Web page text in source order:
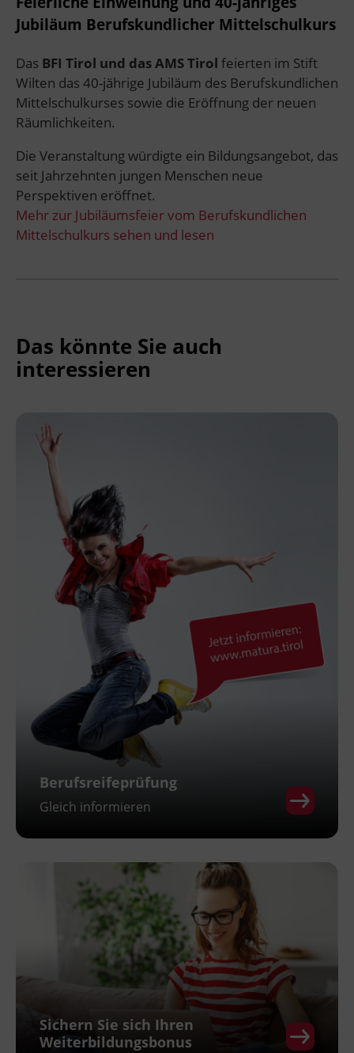
Jubiläum Berufskundlicher Mittelschulkurs
Das BFI Tirol und das AMS Tirol feierten im Stift
Wilten das 40-jährige Jubiläum des Berufskundlichen
Mittelschulkurses sowie die Eröffnung der neuen
Räumlichkeiten.
Die Veranstaltung würdigte ein Bildungsangebot, das
seit Jahrzehnten jungen Menschen neue
Perspektiven eröffnet.
Mehr zur Jubiläumsfeier vom Berufskundlichen
Mittelschulkurs sehen und lesen
Das könnte Sie auch
interessieren
Berufsreifeprüfung
Gleich informieren
Sichern Sie sich Ihren
Weiterbildungsbonus